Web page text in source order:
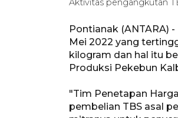
Aktivitas pengangkutan
Pontianak (ANTARA)
Mei 2022 yang
kilogram dan hal itu
Produksi Pekebun
"Tim Penetapan
pembelian TBS asal